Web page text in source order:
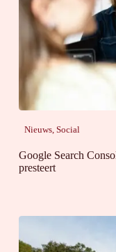
Nieuws, Social
Google Search
presteert